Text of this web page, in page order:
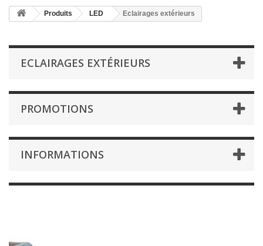
Produits LED Eclairages extérieurs
ECLAIRAGES EXTÉRIEURS
PROMOTIONS
INFORMATIONS